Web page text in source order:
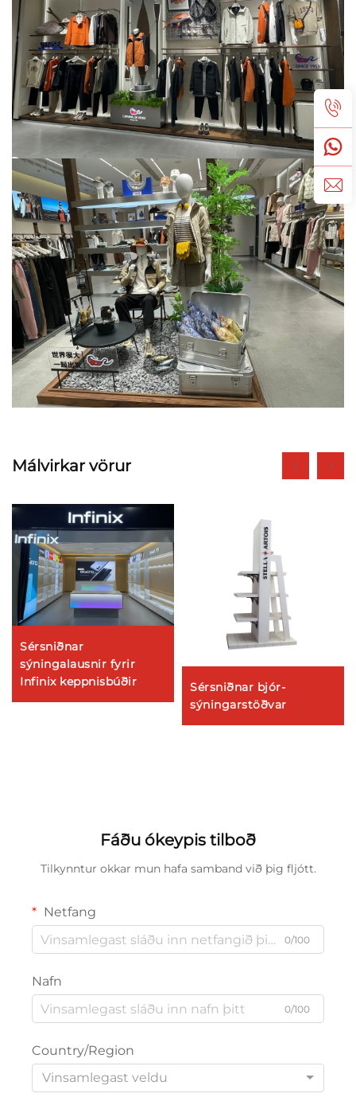
Málvirkar vörur
Sérsniðnar
sýningalausnir fyrir
Infinix keppnisbúðir
Sérsniðnar bjór-
sýningarstöðvar
Fáðu ókeypis tilboð
Tilkynntur okkar mun hafa samband við þig fljótt.
Netfang
0/100
Nafn
0/100
Country/Region
Vinsamlegast veldu